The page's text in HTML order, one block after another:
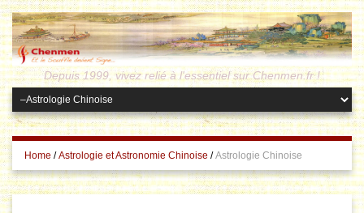
Depuis 1999, vivez relié à l'essentiel sur Chenmen.fr !
Home / Astrologie et Astronomie Chinoise / Astrologie Chinoise